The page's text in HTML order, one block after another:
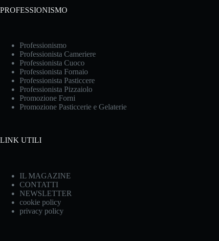
PROFESSIONISMO
Professionismo
Professionista Cameriere
Professionista Cuoco
Professionista Fornaio
Professionista Pasticcere
Professionista Pizzaiolo
Promozione Forni
Promozione Pasticcerie e Gelaterie
LINK UTILI
IL MAGAZINE
CONTATTI
NEWSLETTER
cookie policy
privacy policy